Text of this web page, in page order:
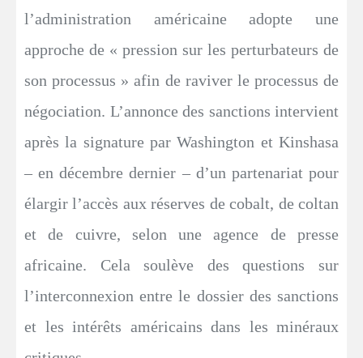
l’administration américaine adopte une
approche de « pression sur les perturbateurs de
son processus » afin de raviver le processus de
négociation. L’annonce des sanctions intervient
après la signature par Washington et Kinshasa
– en décembre dernier – d’un partenariat pour
élargir l’accès aux réserves de cobalt, de coltan
et de cuivre, selon une agence de presse
africaine. Cela soulève des questions sur
l’interconnexion entre le dossier des sanctions
et les intérêts américains dans les minéraux